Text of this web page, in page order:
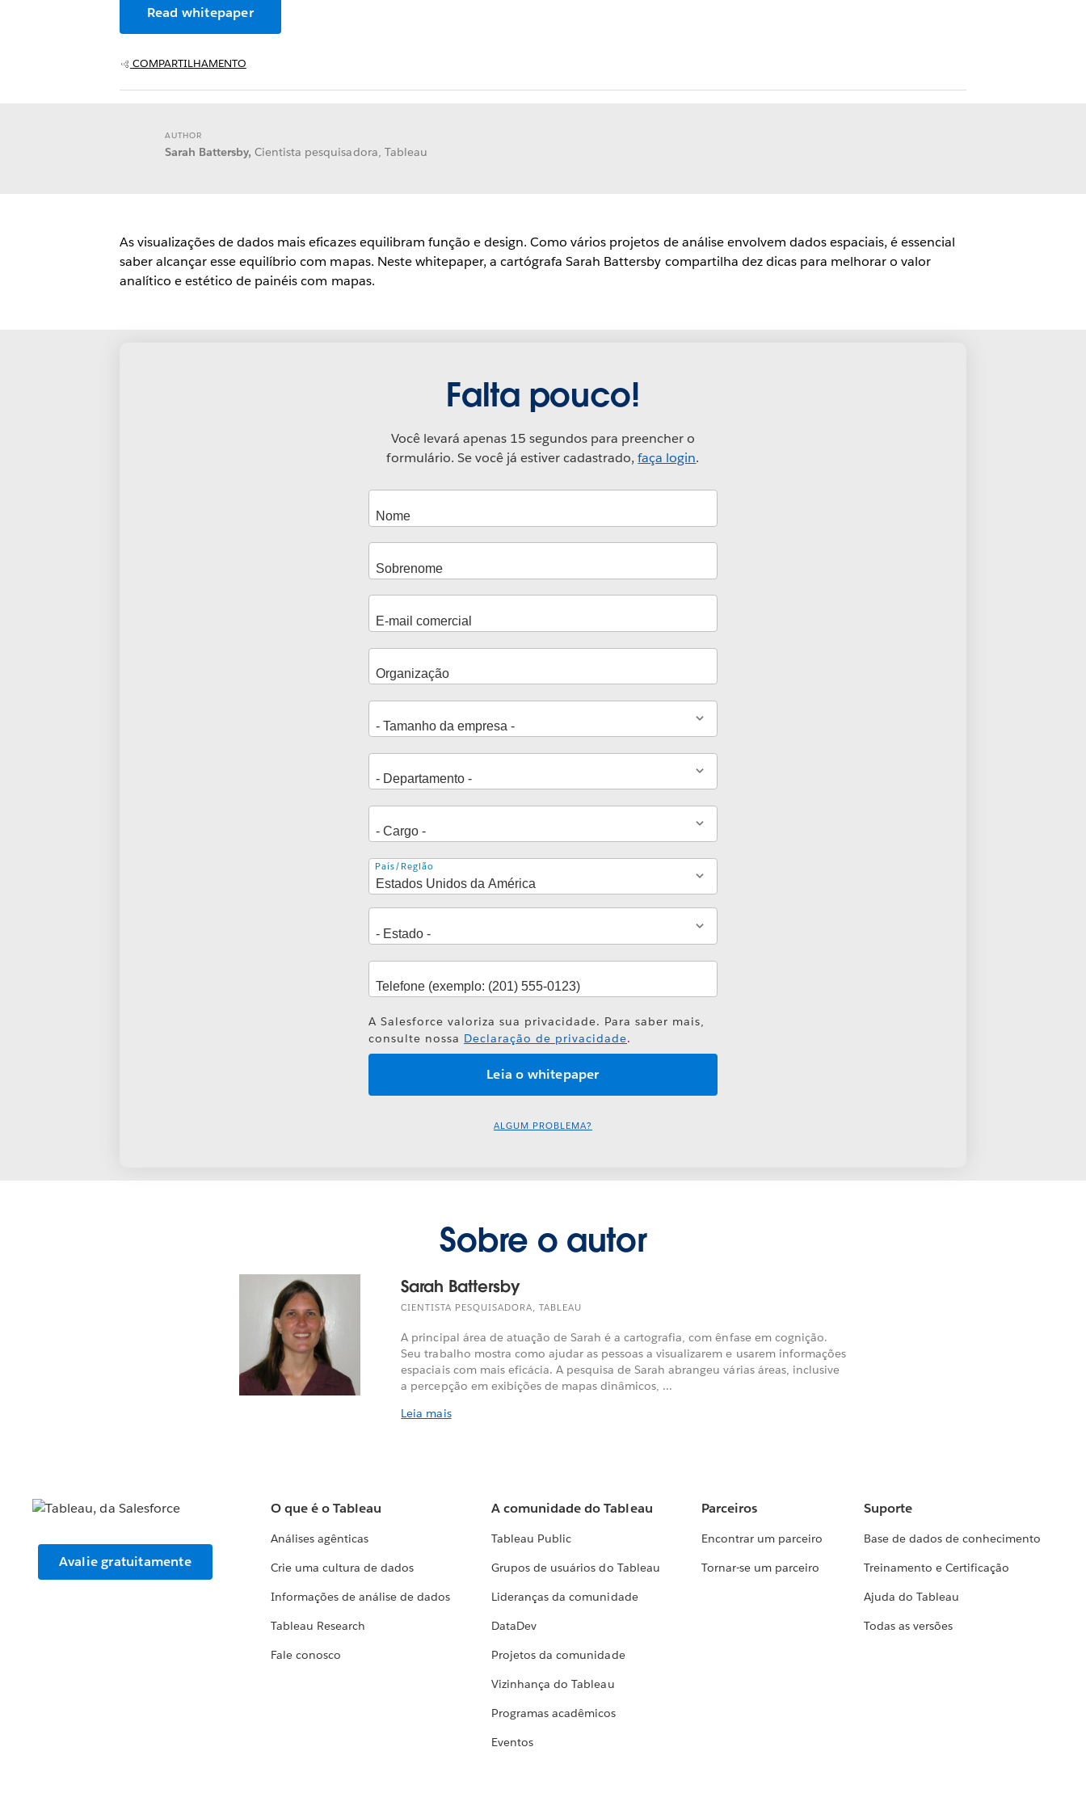
Read whitepaper
COMPARTILHAMENTO
AUTHOR
Sarah Battersby, Cientista pesquisadora, Tableau
As visualizações de dados mais eficazes equilibram função e design. Como vários projetos de análise envolvem dados espaciais, é essencial
saber alcançar esse equilíbrio com mapas. Neste whitepaper, a cartógrafa Sarah Battersby compartilha dez dicas para melhorar o valor
analítico e estético de painéis com mapas.
Falta pouco!
Você levará apenas 15 segundos para preencher o
formulário. Se você já estiver cadastrado,faça login.
Endereço
País/Região
A Salesforce valoriza sua privacidade. Para saber mais,
consulte nossa Declaração de privacidade.
ALGUM PROBLEMA?
Sobre o autor
Sarah Battersby
CIENTISTA PESQUISADORA, TABLEAU
A principal área de atuação de Sarah é a cartografia, com ênfase em cognição.
Seu trabalho mostra como ajudar as pessoas a visualizarem e usarem informações
espaciais com mais eficácia. A pesquisa de Sarah abrangeu várias áreas, inclusive
a percepção em exibições de mapas dinâmicos, ...
Leia mais
Avalie gratuitamente
O que é o Tableau
Análises agênticas
Crie uma cultura de dados
Informações de análise de dados
Tableau Research
Fale conosco
A comunidade do Tableau
Tableau Public
Grupos de usuários do Tableau
Lideranças da comunidade
DataDev
Projetos da comunidade
Vizinhança do Tableau
Programas acadêmicos
Eventos
Parceiros
Encontrar um parceiro
Tornar-se um parceiro
Suporte
Base de dados de conhecimento
Treinamento e Certificação
Ajuda do Tableau
Todas as versões